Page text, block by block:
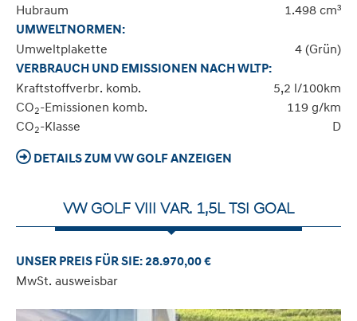
Hubraum
1.498 cm³
UMWELTNORMEN:
Umweltplakette
4 (Grün)
VERBRAUCH UND EMISSIONEN NACH WLTP:
Kraftstoffverbr. komb.
5,2 l/100km
CO2-Emissionen komb.
119 g/km
CO2-Klasse D
DETAILS ZUM VW GOLF ANZEIGEN
VW GOLF VIII VAR. 1,5L TSI GOAL
UNSER PREIS FÜR SIE: 28.970,00 €
MwSt. ausweisbar